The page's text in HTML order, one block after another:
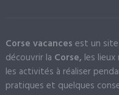
Corse vacances est un
découvrir la Corse, les
les activités à réaliser
pratiques et quelques